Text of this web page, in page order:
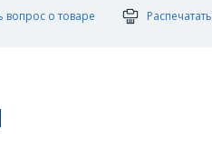
вопрос о товаре Распечатать